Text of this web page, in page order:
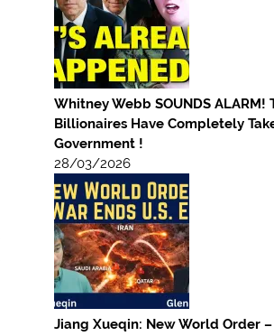
Whitney Webb SOUNDS ALARM!
Billionaires Have Completely
Government !
28/03/2026
Jiang Xueqin: New World Order